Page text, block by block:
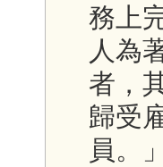
務上
人為
者，
歸受
員。